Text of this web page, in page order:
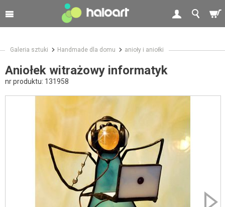
Galeria sztuki Handmade dla domu anioły i aniołki
Aniołek witrażowy informatyk
nr produktu: 131958